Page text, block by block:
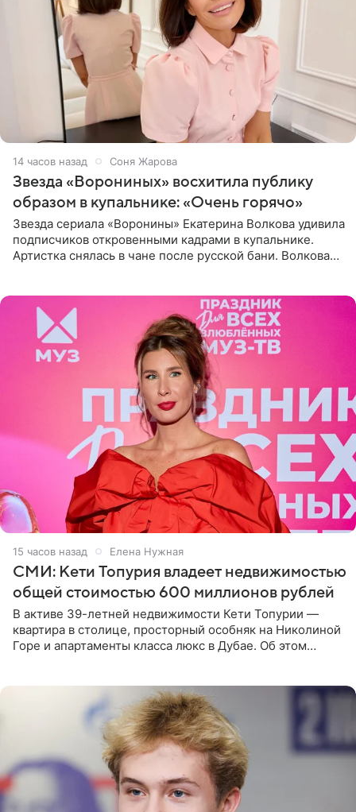
14 часов назад Соня Жарова
Звезда «Ворониных» восхитила публику
образом в купальнике: «Очень горячо»
Звезда сериала «Воронины» Екатерина Волкова удивила
подписчиков откровенными кадрами в купальнике.
Артистка снялась в чане после русской бани. Волкова
15 часов назад Елена Нужная
СМИ: Кети Топурия владеет недвижимостью
общей стоимостью 600 миллионов рублей
В активе 39-летней недвижимости Кети Топурии —
квартира в столице, просторный особняк на Николиной
Горе и апартаменты класса люкс в Дубае. Об этом